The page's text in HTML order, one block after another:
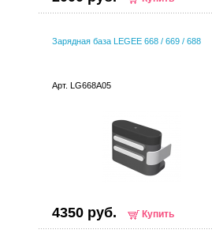
Зарядная база LEGEE 668 / 669 / 688
Арт. LG668A05
4350 руб. Купить